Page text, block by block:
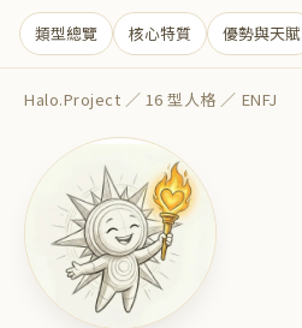
類型總覽 核心特質 優勢與天賦
Halo.Project ／ 16 型人格 ／ ENFJ